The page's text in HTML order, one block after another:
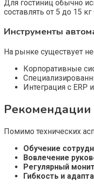
Для гостиниц обычно
составлять от 5 до 15
Инструменты
На рынке существует
Корпоративные
Интеграция с
Помимо технических
Обучение
Вовлечение
Регулярный
Гибкость и